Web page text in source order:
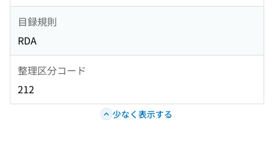
目録規則
RDA
整理区分コード
212
少なく表示する